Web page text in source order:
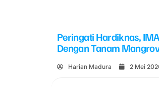
Peringati Hardiknas,
Dengan Tanam
Harian Madura 2 Mei